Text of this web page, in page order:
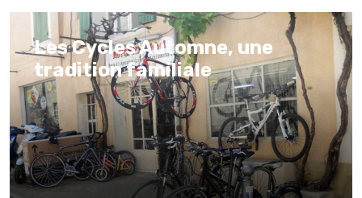
Les Cycles Automne, une
tradition familiale